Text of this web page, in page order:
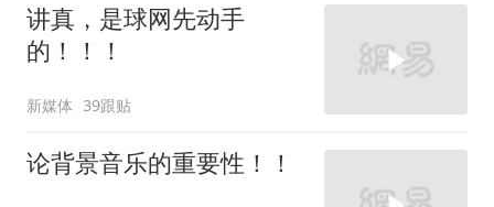
讲真，是球网先动手
的！！！
新媒体 39跟贴
论背景音乐的重要性！！